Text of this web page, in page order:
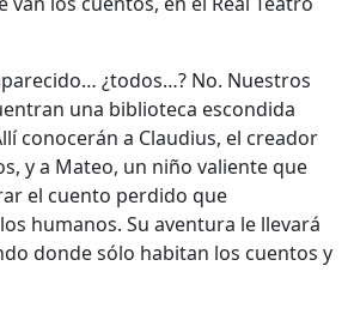
¿todos…? No. Nuestros
una biblioteca escondida
conocerán a Claudius, el creador
y a Mateo, un niño valiente que
el cuento perdido que
humanos. Su aventura le llevará
donde sólo habitan los cuentos y